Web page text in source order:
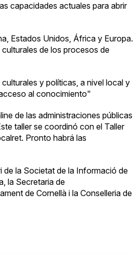
capacidades actuales para abrir
Estados Unidos, África y Europa.
de los procesos de
y políticas, a nivel local y
al conocimiento"
de las administraciones públicas
taller se coordinó con el Taller
Pronto habrá las
de la Societat de la Informació de
la Secretaria de
de Cornellà i la Conselleria de